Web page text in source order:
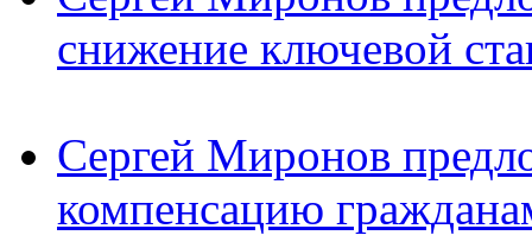
снижение ключевой
Сергей Миронов
компенсацию